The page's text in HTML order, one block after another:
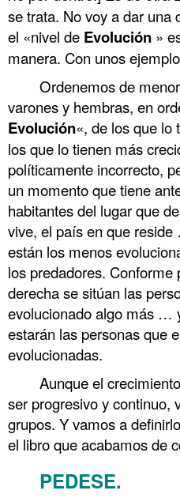
se trata. No voy a dar una
el «nivel de Evolución »
manera. Con unos
Ordenemos de menor
varones y hembras, en
Evolución«, de los que lo
los que lo tienen más
políticamente incorrecto,
un momento que tiene
habitantes del lugar que
vive, el país en que
están los menos
los predadores. Conforme
derecha se sitúan las
evolucionado algo más …
estarán las personas que
evolucionadas.
Aunque el crecimiento
ser progresivo y continuo,
grupos. Y vamos a
el libro que acabamos de
PEDESE.